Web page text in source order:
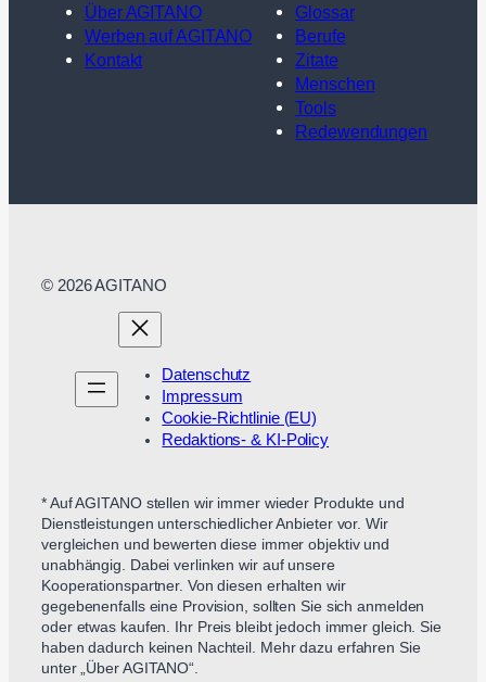
Über AGITANO
Werben auf AGITANO
Kontakt
Glossar
Berufe
Zitate
Menschen
Tools
Redewendungen
© 2026 AGITANO
Datenschutz
Impressum
Cookie-Richtlinie (EU)
Redaktions- & KI-Policy
* Auf AGITANO stellen wir immer wieder Produkte und
Dienstleistungen unterschiedlicher Anbieter vor. Wir
vergleichen und bewerten diese immer objektiv und
unabhängig. Dabei verlinken wir auf unsere
Kooperationspartner. Von diesen erhalten wir
gegebenenfalls eine Provision, sollten Sie sich anmelden
oder etwas kaufen. Ihr Preis bleibt jedoch immer gleich. Sie
haben dadurch keinen Nachteil. Mehr dazu erfahren Sie
unter „Über AGITANO“.